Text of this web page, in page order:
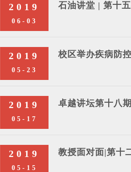
成人高
2019
06-03
石油讲堂 | 第十
2019
05-23
校区举办疾病防
2019
05-17
卓越讲坛第十八
2019
05-15
教授面对面|第十